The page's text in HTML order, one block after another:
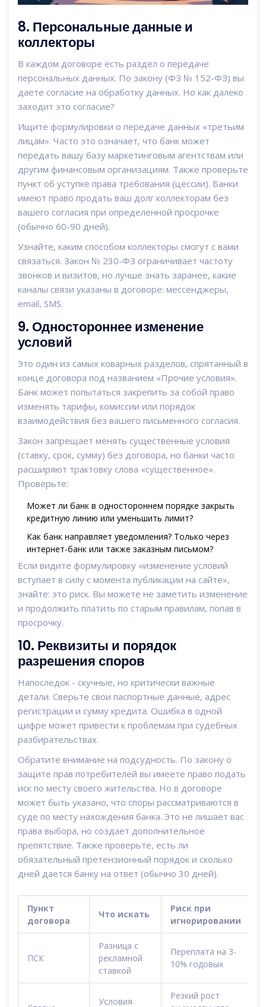
8. Персональные данные и
коллекторы
В каждом договоре есть раздел о передаче
персональных данных. По закону (ФЗ № 152-ФЗ) вы
даете согласие на обработку данных. Но как далеко
заходит это согласие?
Ищите формулировки о передаче данных «третьим
лицам». Часто это означает, что банк может
передать вашу базу маркетинговым агентствам или
другим финансовым организациям. Также проверьте
пункт об уступке права требования (цессии). Банки
имеют право продать ваш долг коллекторам без
вашего согласия при определенной просрочке
(обычно 60-90 дней).
Узнайте, каким способом коллекторы смогут с вами
связаться. Закон № 230-ФЗ ограничивает частоту
звонков и визитов, но лучше знать заранее, какие
каналы связи указаны в договоре: мессенджеры,
email, SMS.
9. Одностороннее изменение
условий
Это один из самых коварных разделов, спрятанный в
конце договора под названием «Прочие условия».
Банк может попытаться закрепить за собой право
изменять тарифы, комиссии или порядок
взаимодействия без вашего письменного согласия.
Закон запрещает менять существенные условия
(ставку, срок, сумму) без договора, но банки часто
расширяют трактовку слова «существенное».
Проверьте:
Может ли банк в одностороннем порядке закрыть
кредитную линию или уменьшить лимит?
Как банк направляет уведомления? Только через
интернет-банк или также заказным письмом?
Если видите формулировку «изменение условий
вступает в силу с момента публикации на сайте»,
знайте: это риск. Вы можете не заметить изменение
и продолжить платить по старым правилам, попав в
просрочку.
10. Реквизиты и порядок
разрешения споров
Напоследок - скучные, но критически важные
детали. Сверьте свои паспортные данные, адрес
регистрации и сумму кредита. Ошибка в одной
цифре может привести к проблемам при судебных
разбирательствах.
Обратите внимание на подсудность. По закону о
защите прав потребителей вы имеете право подать
иск по месту своего жительства. Но в договоре
может быть указано, что споры рассматриваются в
суде по месту нахождения банка. Это не лишает вас
права выбора, но создает дополнительное
препятствие. Также проверьте, есть ли
обязательный претензионный порядок и сколько
дней дается банку на ответ (обычно 30 дней).
Пункт
договора
Что искать
Риск при
игнорировании
ПСК
Разница с
рекламной
ставкой
Переплата на 3-
10% годовых
Условия
Резкий рост